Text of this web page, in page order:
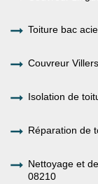
Toiture bac
Couvreur
Isolation de
Réparation de
Nettoyage et
08210